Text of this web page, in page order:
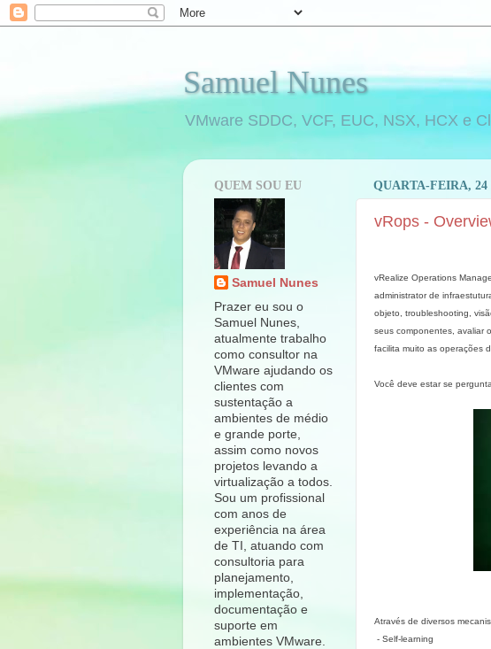
Samuel Nunes
VMware SDDC, VCF, EUC, NSX, HCX e
QUARTA-FEIRA, 24
vRops -
vRealize Operations
administrator de
objeto, troubleshooting,
seus componentes, avaliar
facilita muito as operações
Você deve estar se
Através de diversos
- Self-learning
QUEM SOU EU
Samuel Nunes
Prazer eu sou o
Samuel Nunes,
atualmente trabalho
como consultor na
VMware ajudando os
clientes com
sustentação a
ambientes de médio
e grande porte,
assim como novos
projetos levando a
virtualização a todos.
Sou um profissional
com anos de
experiência na área
de TI, atuando com
consultoria para
planejamento,
implementação,
documentação e
suporte em
ambientes VMware.